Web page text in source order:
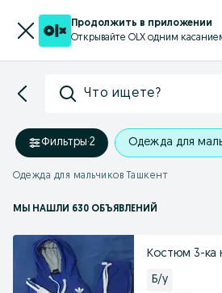
Продолжить в приложении
Открывайте OLX одним
Что ищете?
Фильтры·2 Одежда для
Одежда для мальчиков Ташкент
МЫ НАШЛИ 630 ОБЪЯВЛЕНИЙ
Б/у